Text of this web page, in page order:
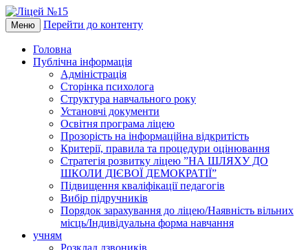
Меню Перейти до контенту
Головна
Публічна інформація
Адміністрація
Сторінка психолога
Структура навчального року
Установчі документи
Освітня програма ліцею
Прозорість на інформаційна відкритість
Критерії, правила та процедури оцінювання
Стратегія розвитку ліцею ”НА ШЛЯХУ ДО
ШКОЛИ ДІЄВОЇ ДЕМОКРАТІЇ”
Підвищення кваліфікації педагогів
Вибір підручників
Порядок зарахування до ліцею/Наявність вільних
місць/Індивідуальна форма навчання
учням
Розклад дзвоників